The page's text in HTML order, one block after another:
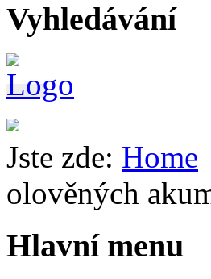
Vyhledávání
Jste zde: Home
olověných
Hlavní menu